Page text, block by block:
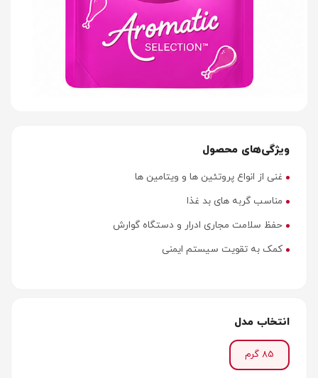
ویژگی‌های محصول
غنی از انواع پروتئین ها و ویتامین ها
مناسب گربه های بد غذا
حفظ سلامت مجاری ادرار و دستگاه گوارش
کمک به تقویت سیستم ایمنی
انتخاب مدل
85 گرم